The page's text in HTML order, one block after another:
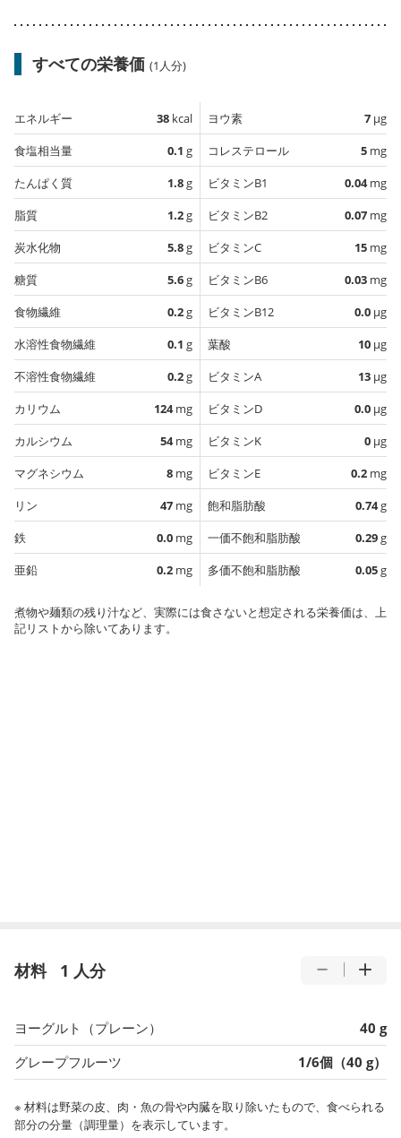
すべての栄養価 (1人分)
エネルギー 38 kcal
食塩相当量
0.1 g
たんぱく質
1.8g
脂質
1.2g
炭水化物
5.8g
糖質
5.6g
食物繊維
0.2g
水溶性食物繊維
0.1 g
不溶性食物繊維
0.2g
カリウム
124mg
カルシウム
54mg
マグネシウム
8 mg
リン
47 mg
鉄
0.0 mg
亜鉛
0.2 mg
ヨウ素 7 µg
コレステロール
5 mg
ビタミンB1
0.04mg
ビタミンB2
0.07 mg
ビタミンC
15 mg
ビタミンB6
0.03 mg
ビタミンB12
0.0 µg
葉酸
10 µg
ビタミンA
13 µg
ビタミンD
0.0 µg
ビタミンK
0 µg
ビタミンE
0.2 mg
飽和脂肪酸
0.74g
一価不飽和脂肪酸
0.29g
多価不飽和脂肪酸
0.05g
煮物や麺類の残り汁など、実際には食さないと想定される栄養価は、上
記リストから除いてあります。
材料 1 人分
ヨーグルト（プレーン）
40 g
グレープフルーツ
1/6個（40 g）
※ 材料は野菜の皮、肉・魚の骨や内臓を取り除いたもので、食べられる
部分の分量（調理量）を表示しています。